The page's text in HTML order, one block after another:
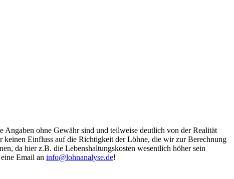
Angaben ohne Gewähr sind und teilweise deutlich von der Realität
keinen Einfluss auf die Richtigkeit der Löhne, die wir zur Berechnung
da hier z.B. die Lebenshaltungskosten wesentlich höher sein
Email an info@lohnanalyse.de!